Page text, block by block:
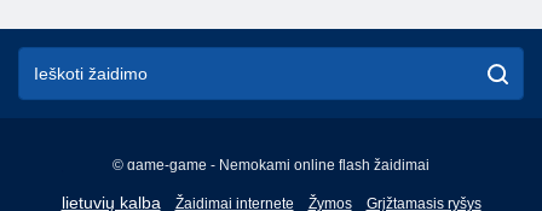
© game-game - Nemokami online flash žaidimai
lietuvių kalba
English
Žaidimai internete Žymos Grįžtamasis ryšys